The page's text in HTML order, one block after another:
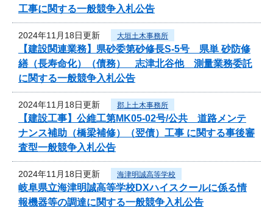
工事に関する一般競争入札公告
2024年11月18日更新 大垣土木事務所
【建設関連業務】県砂委第砂修長S-5号 県単 砂防修
繕（長寿命化）（債務） 志津北谷他 測量業務委託
に関する一般競争入札公告
2024年11月18日更新 郡上土木事務所
【建設工事】公維工第MK05-02号/公共 道路メンテ
ナンス補助（橋梁補修）（翌債）工事 に関する事後審
査型一般競争入札公告
2024年11月18日更新 海津明誠高等学校
岐阜県立海津明誠高等学校DXハイスクールに係る情
報機器等の調達に関する一般競争入札公告